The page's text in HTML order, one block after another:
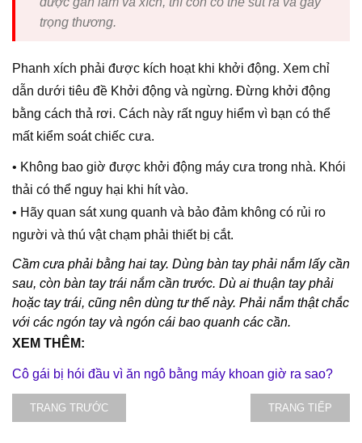
trọng thương.
Phanh xích phải được kích hoạt khi khởi động. Xem chỉ
dẫn dưới tiêu đề Khởi động và ngừng. Đừng khởi động
bằng cách thả rơi. Cách này rất nguy hiểm vì bạn có thể
mất kiểm soát chiếc cưa.
• Không bao giờ được khởi động máy cưa trong nhà. Khói
thải có thể nguy hại khi hít vào.
• Hãy quan sát xung quanh và bảo đảm không có rủi ro
người và thú vật chạm phải thiết bị cắt.
Cầm cưa phải bằng hai tay. Dùng bàn tay phải nắm lấy cần
sau, còn bàn tay trái nắm cần trước. Dù ai thuận tay phải
hoặc tay trái, cũng nên dùng tư thế này. Phải nắm thật chắc
với các ngón tay và ngón cái bao quanh các cần.
XEM THÊM:
Cô gái bị hói đầu vì ăn ngô bằng máy khoan giờ ra sao?
TRANG TRƯỚC TRANG TIẾP